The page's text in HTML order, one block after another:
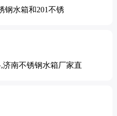
钢水箱和201不锈
南不锈钢水箱厂家直